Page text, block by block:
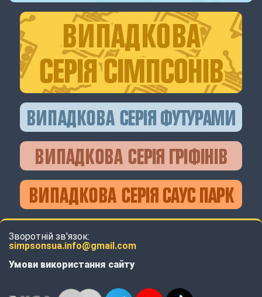
Зворотній зв'язок:
simpsonsua.info@gmail.com
Умови використання сайту